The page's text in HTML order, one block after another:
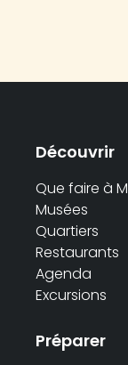
Découvrir
Que faire à
Musées
Quartiers
Restaurants
Agenda
Excursions
Préparer